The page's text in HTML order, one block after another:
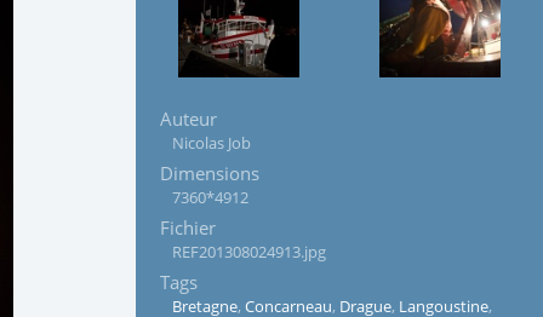
Auteur
Nicolas Job
Dimensions
7360*4912
Fichier
REF201308024913.jpg
Tags
Bretagne, Concarneau, Drague, Langoustine,